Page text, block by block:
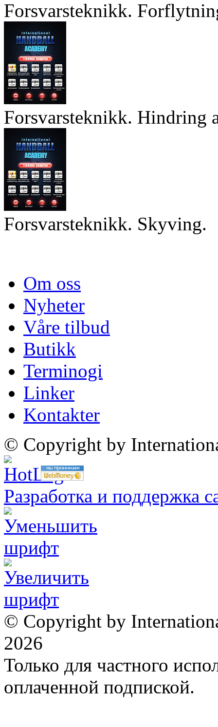
Forsvarsteknikk.
Forsvarsteknikk. Hindring
Forsvarsteknikk. Skyving.
Om oss
Nyheter
Våre tilbud
Butikk
Terminogi
Linker
Kontakter
© Copyright by
Разработка и поддержка
© Copyright by
2026
Только для частного
оплаченной подпиской.